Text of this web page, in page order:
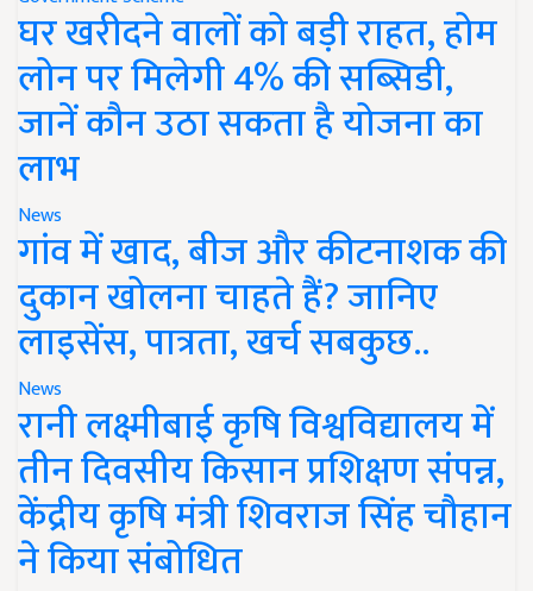
घर खरीदने वालों को बड़ी राहत, होम
लोन पर मिलेगी 4% की सब्सिडी,
जानें कौन उठा सकता है योजना का
लाभ
News
गांव में खाद, बीज और कीटनाशक की
दुकान खोलना चाहते हैं? जानिए
लाइसेंस, पात्रता, खर्च सबकुछ..
News
रानी लक्ष्मीबाई कृषि विश्वविद्यालय में
तीन दिवसीय किसान प्रशिक्षण संपन्न,
केंद्रीय कृषि मंत्री शिवराज सिंह चौहान
ने किया संबोधित